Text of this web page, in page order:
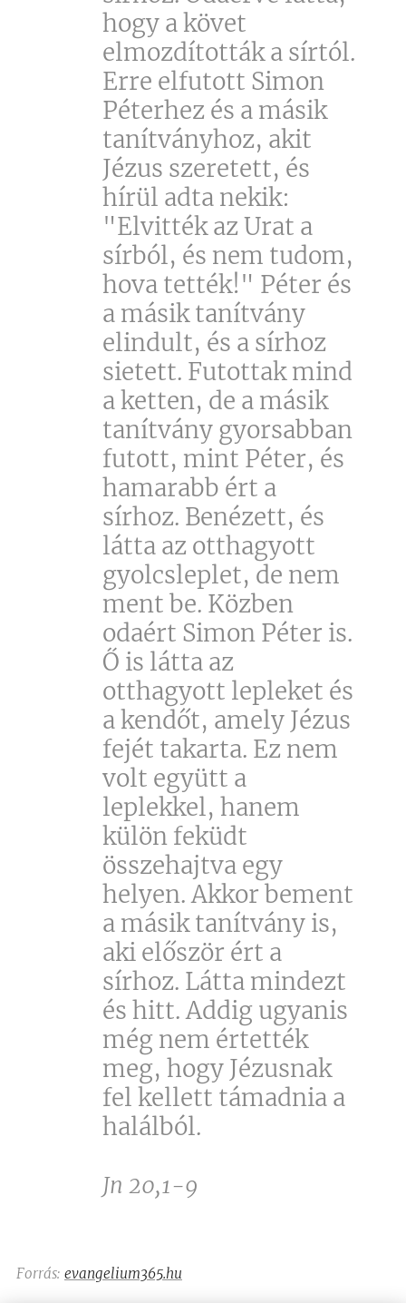
hogy a követ
elmozdították a sírtól.
Erre elfutott Simon
Péterhez és a másik
tanítványhoz, akit
Jézus szeretett, és
hírül adta nekik:
"Elvitték az Urat a
sírból, és nem tudom,
hova tették!" Péter és
a másik tanítvány
elindult, és a sírhoz
sietett. Futottak mind
a ketten, de a másik
tanítvány gyorsabban
futott, mint Péter, és
hamarabb ért a
sírhoz. Benézett, és
látta az otthagyott
gyolcsleplet, de nem
ment be. Közben
odaért Simon Péter is.
Ő is látta az
otthagyott lepleket és
a kendőt, amely Jézus
fejét takarta. Ez nem
volt együtt a
leplekkel, hanem
külön feküdt
összehajtva egy
helyen. Akkor bement
a másik tanítvány is,
aki először ért a
sírhoz. Látta mindezt
és hitt. Addig ugyanis
még nem értették
meg, hogy Jézusnak
fel kellett támadnia a
halálból.
Jn 20,1-9
Forrás: evangelium365.hu